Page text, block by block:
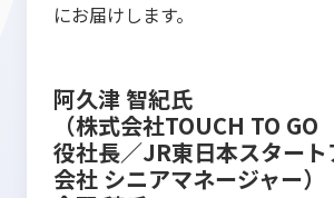
にお届けします。
阿久津 智紀氏
（株式会社TOUCH TO
役社長／JR東日本スター
会社 シニアマネージャー）